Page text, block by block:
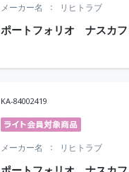
ポートフォリオ ナスカ
メーカー名 リヒトラブ
KA-84002419
メーカー名 リヒトラブ